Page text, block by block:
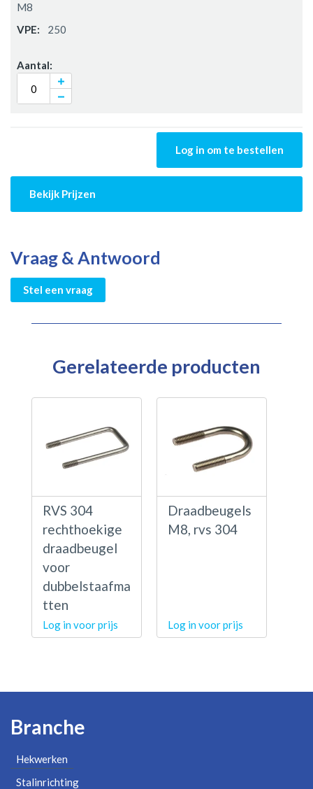
M8
250
Log in om te bestellen
Bekijk Prijzen
Vraag & Antwoord
Stel een vraag
Gerelateerde producten
RVS 304
rechthoekige
draadbeugel
voor
dubbelstaafma
tten
Log in voor prijs
Draadbeugels
M8, rvs 304
Log in voor prijs
Branche
Hekwerken
Stalinrichting